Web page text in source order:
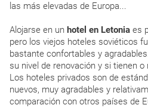
las más elevadas de Europa...
Alojarse en un hotel en Letonia es
pero los viejos hoteles soviéticos
bastante confortables y
su nivel de renovación y si tienen o
Los hoteles privados son de
nuevos, muy agradables y
comparación con otros países de